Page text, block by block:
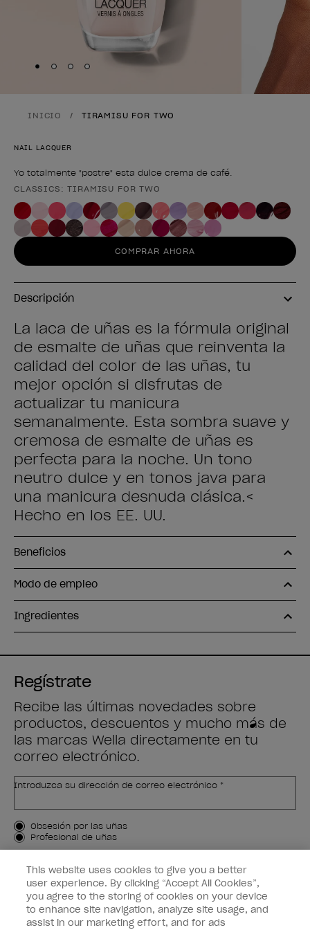
Skip to slide
Skip to slide
Skip to slide
Skip to slide
INICIO TIRAMISU FOR TWO
NAIL LACQUER
Yo totalmente "postre" esta dulce crema de café.
Forma del producto
CLASSICS: TIRAMISU FOR TWO
COMPRAR AHORA
Descripción
La laca de uñas es la fórmula original
de esmalte de uñas que reinventa la
calidad del color de las uñas, tu
mejor opción si disfrutas de
actualizar tu manicura
semanalmente. Esta sombra suave y
cremosa de esmalte de uñas es
perfecta para la noche. Un tono
neutro dulce y en tonos java para
una manicura desnuda clásica.<
Hecho en los EE. UU.
Beneficios
Modo de empleo
Ingredientes
Regístrate
Recibe las últimas novedades sobre
productos, descuentos y mucho más de
las marcas Wella directamente en tu
correo electrónico.
Introduzca su dirección de correo electrónico *
Tipo de cliente
Obsesión por las uñas
Profesional de uñas
APÚNTAME
Customer Information
Connect with OPI
This website uses cookies to give you a better
user experience. By clicking “Accept All Cookies”,
you agree to the storing of cookies on your device
to enhance site navigation, analyze site usage, and
assist in our marketing effort, and for ads